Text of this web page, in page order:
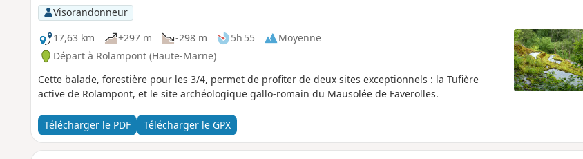
Visorandonneur
17,63 km
+297 m -298 m 5h 55
Moyenne
Départ à Rolampont (Haute-Marne)
Cette balade, forestière pour les 3/4, permet de profiter de deux sites exceptionnels : la Tufière
active de Rolampont, et le site archéologique gallo-romain du Mausolée de Faverolles.
Télécharger le PDF Télécharger le GPX